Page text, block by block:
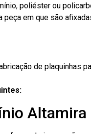
poliéster ou
em que são
de plaquinhas
Altamira